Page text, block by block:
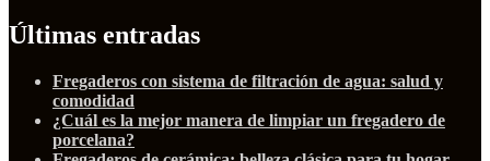
Últimas entradas
Fregaderos con sistema de filtración de agua: salud y
comodidad
¿Cuál es la mejor manera de limpiar un fregadero de
porcelana?